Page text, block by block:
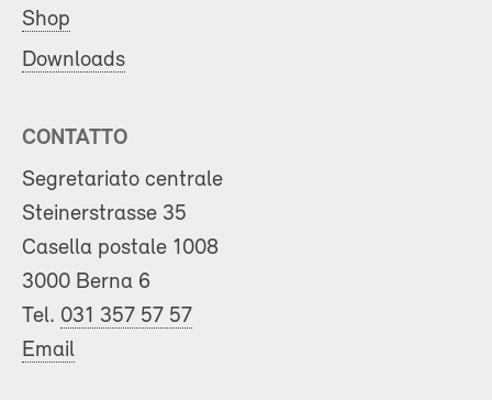
Shop
Downloads
CONTATTO
Segretariato centrale
Steinerstrasse 35
Casella postale 1008
3000 Berna 6
Tel. 031 357 57 57
Email